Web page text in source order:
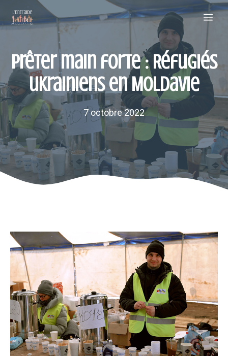
Prêter main forte : Réfugiés
ukrainiens en Moldavie
7 octobre 2022